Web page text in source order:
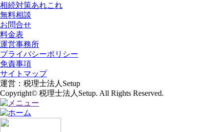
相続対策あれこれ
無料相談
お問合せ
料金表
運営事務所
プライバシーポリシー
免責事項
サイトマップ
運営：税理士法人Setup
Copyright© 税理士法人Setup. All Rights Reserved.